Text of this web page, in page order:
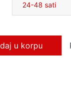
24-48 sati
u korpu